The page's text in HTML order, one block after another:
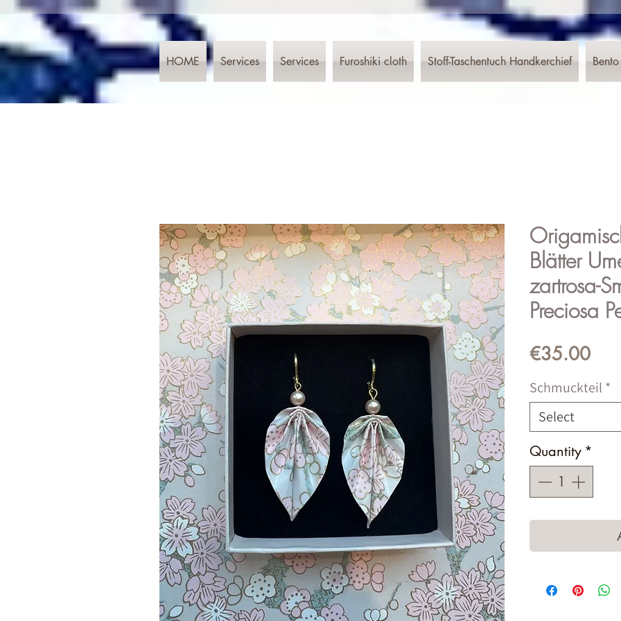
HOME Services Services Furoshiki cloth Stoff-Taschentuch Handkerchief
Blätter
zartrosa-
Preciosa
€35.00Price
Schmuckteil *
Select
Quantity *